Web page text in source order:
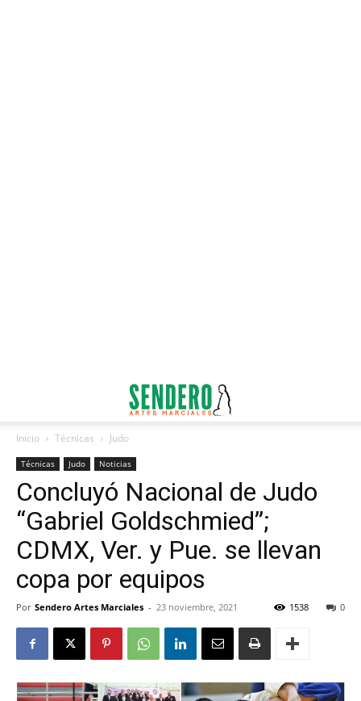
Inicio Técnicas Judo
Técnicas Judo Noticias
Concluyó Nacional de Judo
“Gabriel Goldschmied”;
CDMX, Ver. y Pue. se llevan
copa por equipos
Por Sendero Artes Marciales - 23 noviembre, 2021 0
1538